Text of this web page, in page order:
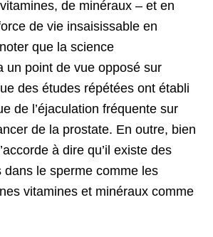
de minéraux – et en
de vie insaisissable en
que la science
un point de vue opposé sur
des études répétées ont établi
de l’éjaculation fréquente sur
de la prostate. En outre, bien
à dire qu’il existe des
dans le sperme comme les
vitamines et minéraux comme